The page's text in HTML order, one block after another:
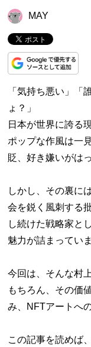
MAY
「気持ち悪い」「
ょ？」
日本が世界に誇る
ポップな作風は一
貶、好き嫌いがは
しかし、その裏に
会を鋭く風刺する
し続けた戦略家と
魅力が詰まっていま
今回は、そんな村
もちろん、その価
み、NFTアートへ
この記事を読めば